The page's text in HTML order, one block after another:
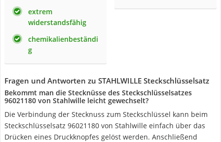
extrem
widerstandsfähig
chemikalienbeständi
g
Fragen und Antworten zu STAHLWILLE Steckschlüsselsatz
Bekommt man die Stecknüsse des Steckschlüsselsatzes
96021180 von Stahlwille leicht gewechselt?
Die Verbindung der Stecknuss zum Steckschlüssel kann beim
Steckschlüsselsatz 96021180 von Stahlwille einfach über das
Drücken eines Druckknopfes gelöst werden. Anschließend